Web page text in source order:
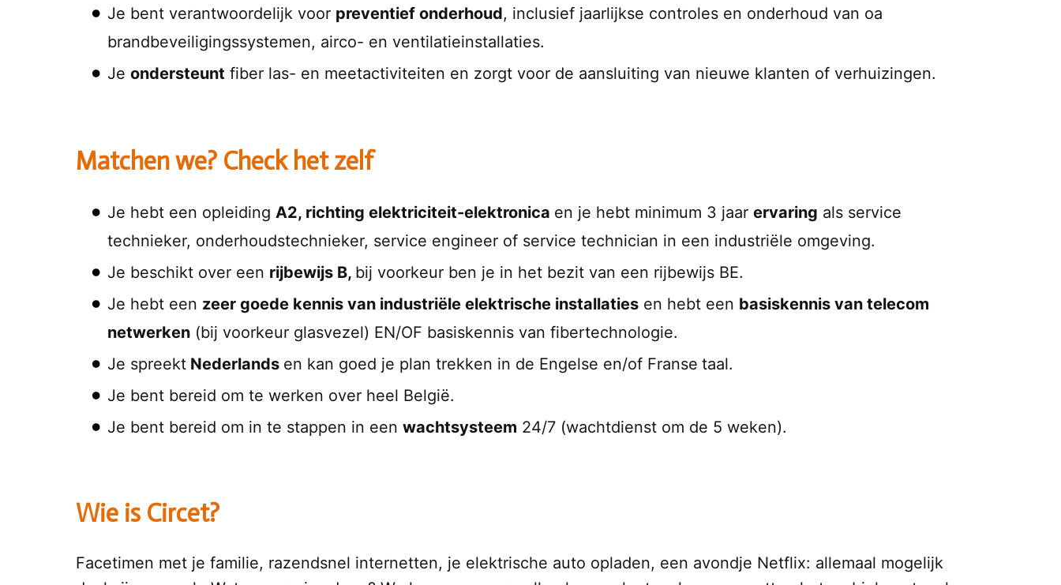
Je bent verantwoordelijk voor preventief onderhoud, inclusief jaarlijkse controles en onderhoud van oa
brandbeveiligingssystemen, airco- en ventilatieinstallaties.
Je ondersteunt fiber las- en meetactiviteiten en zorgt voor de aansluiting van nieuwe klanten of verhuizingen.
Matchen we? Check het zelf
Je hebt een opleiding A2, richting elektriciteit-elektronica en je hebt minimum 3 jaar ervaring als service
technieker, onderhoudstechnieker, service engineer of service technician in een industriële omgeving.
Je beschikt over een rijbewijs B, bij voorkeur ben je in het bezit van een rijbewijs BE.
Je hebt een zeer goede kennis van industriële elektrische installaties en hebt een basiskennis van telecom
netwerken (bij voorkeur glasvezel) EN/OF basiskennis van fibertechnologie.
Je spreekt Nederlands en kan goed je plan trekken in de Engelse en/of Franse taal.
Je bent bereid om te werken over heel België.
Je bent bereid om in te stappen in een wachtsysteem 24/7 (wachtdienst om de 5 weken).
Wie is Circet?
Facetimen met je familie, razendsnel internetten, je elektrische auto opladen, een avondje Netflix: allemaal mogelijk